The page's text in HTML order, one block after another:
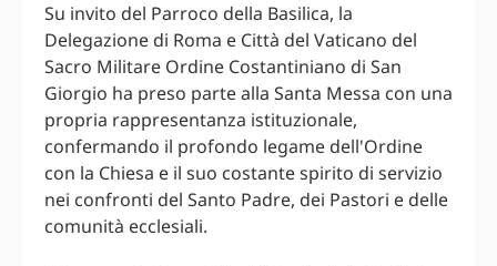
Su invito del Parroco della Basilica, la
Delegazione di Roma e Città del Vaticano del
Sacro Militare Ordine Costantiniano di San
Giorgio ha preso parte alla Santa Messa con una
propria rappresentanza istituzionale,
confermando il profondo legame dell'Ordine
con la Chiesa e il suo costante spirito di servizio
nei confronti del Santo Padre, dei Pastori e delle
comunità ecclesiali.